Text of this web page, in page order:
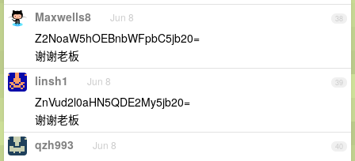
38
Maxwells8 Jun 8
Z2NoaW5hOEBnbWFpbC5jb20=
谢谢老板
39
linsh1 Jun 8
ZnVud2l0aHN5QDE2My5jb20=
谢谢老板
40
qzh993 Jun 8